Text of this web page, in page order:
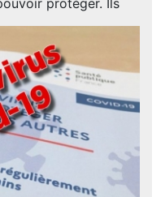
protéger. Ils